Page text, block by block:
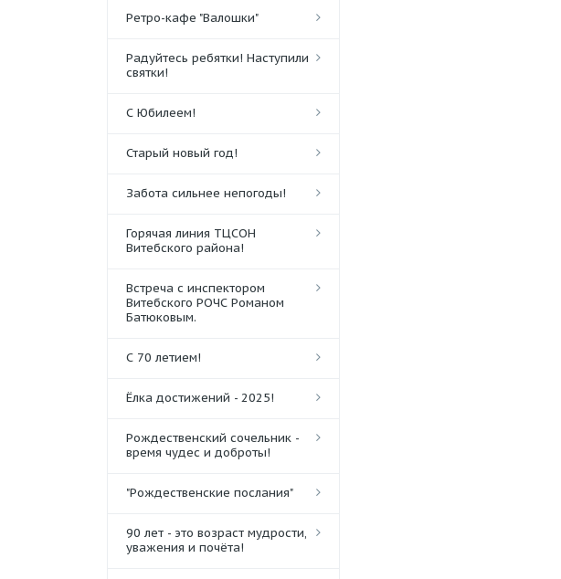
Ретро-кафе "Валошки"
Радуйтесь ребятки! Наступили
святки!
С Юбилеем!
Старый новый год!
Забота сильнее непогоды!
Горячая линия ТЦСОН
Витебского района!
Встреча с инспектором
Витебского РОЧС Романом
Батюковым.
С 70 летием!
Ёлка достижений - 2025!
Рождественский сочельник -
время чудес и доброты!
"Рождественские послания"
90 лет - это возраст мудрости,
уважения и почёта!